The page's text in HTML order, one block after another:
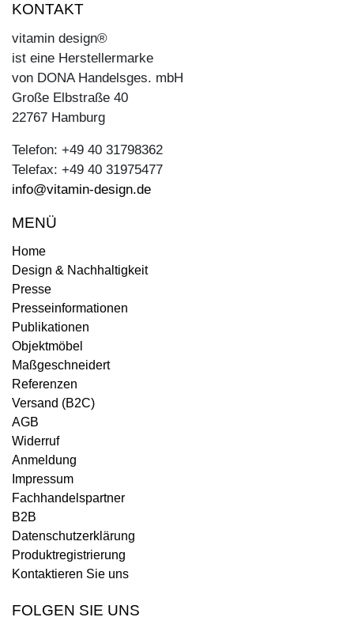
KONTAKT
vitamin design®
ist eine Herstellermarke
von DONA Handelsges. mbH
Große Elbstraße 40
22767 Hamburg
Telefon: +49 40 31798362
Telefax: +49 40 31975477
info@vitamin-design.de
MENÜ
Home
Design & Nachhaltigkeit
Presse
Presseinformationen
Publikationen
Objektmöbel
Maßgeschneidert
Referenzen
Versand (B2C)
AGB
Widerruf
Anmeldung
Impressum
Fachhandelspartner
B2B
Datenschutzerklärung
Produktregistrierung
Kontaktieren Sie uns
FOLGEN SIE UNS